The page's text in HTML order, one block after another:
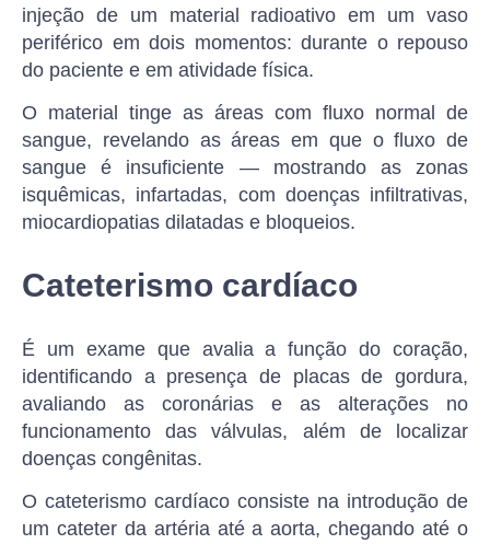
injeção de um material radioativo em um vaso
periférico em dois momentos: durante o repouso
do paciente e em atividade física.
O material tinge as áreas com fluxo normal de
sangue, revelando as áreas em que o fluxo de
sangue é insuficiente — mostrando as zonas
isquêmicas, infartadas, com doenças infiltrativas,
miocardiopatias dilatadas e bloqueios.
Cateterismo cardíaco
É um exame que avalia a função do coração,
identificando a presença de placas de gordura,
avaliando as coronárias e as alterações no
funcionamento das válvulas, além de localizar
doenças congênitas.
O cateterismo cardíaco consiste na introdução de
um cateter da artéria até a aorta, chegando até o